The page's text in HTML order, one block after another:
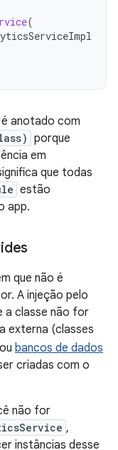
(
é anotado com
porque
em
que todas
estão
app.
que não é
A injeção pelo
a classe não for
externa (classes
ou bancos de dados
criadas com o
não for
,
instâncias desse